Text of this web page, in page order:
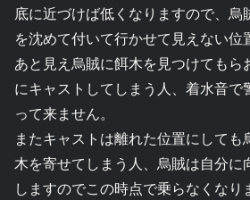
底に近づけば低くなりますので、烏
を沈めて付いて行かせて見えない位
あと見え烏賊に餌木を見つけてもら
にキャストしてしまう人、着水音で
って来ません。
またキャストは離れた位置にして
木を寄せてしまう人、烏賊は自分に
しますのでこの時点で乗らなくなり